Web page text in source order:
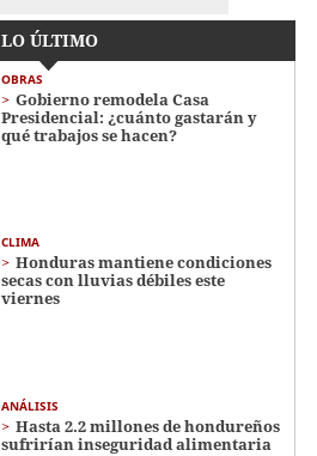
LO ÚLTIMO
OBRAS
Gobierno remodela Casa
Presidencial: ¿cuánto gastarán y
qué trabajos se hacen?
CLIMA
Honduras mantiene condiciones
secas con lluvias débiles este
viernes
ANÁLISIS
Hasta 2.2 millones de hondureños
sufrirían inseguridad alimentaria